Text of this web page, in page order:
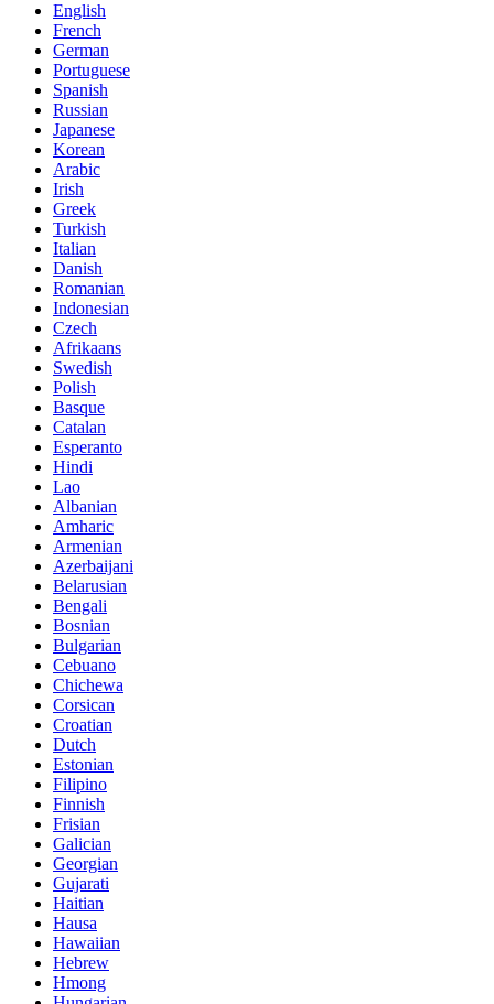
English
French
German
Portuguese
Spanish
Russian
Japanese
Korean
Arabic
Irish
Greek
Turkish
Italian
Danish
Romanian
Indonesian
Czech
Afrikaans
Swedish
Polish
Basque
Catalan
Esperanto
Hindi
Lao
Albanian
Amharic
Armenian
Azerbaijani
Belarusian
Bengali
Bosnian
Bulgarian
Cebuano
Chichewa
Corsican
Croatian
Dutch
Estonian
Filipino
Finnish
Frisian
Galician
Georgian
Gujarati
Haitian
Hausa
Hawaiian
Hebrew
Hmong